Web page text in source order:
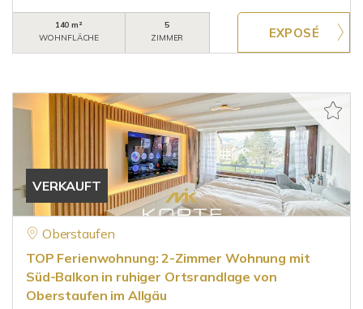
140 m²
WOHNFLÄCHE
5
ZIMMER
VERKAUFT
Oberstaufen
TOP Ferienwohnung: 2-Zimmer Wohnung mit
Süd-Balkon in ruhiger Ortsrandlage von
Oberstaufen im Allgäu